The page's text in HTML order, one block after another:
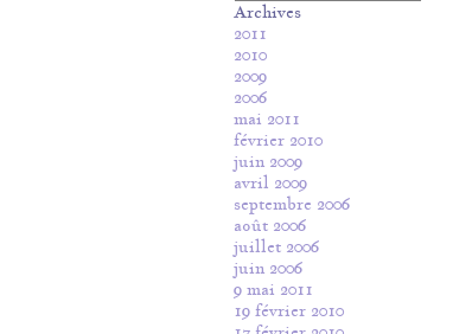
Archives
2011
2010
2009
2006
mai 2011
février 2010
juin 2009
avril 2009
septembre 2006
août 2006
juillet 2006
juin 2006
9 mai 2011
19 février 2010